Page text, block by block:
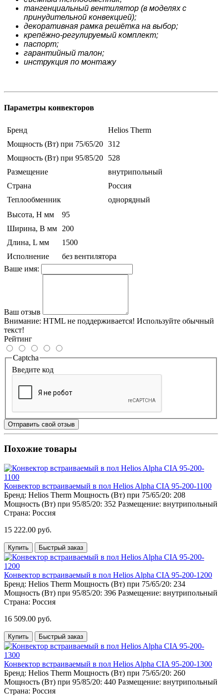
тангенциальный вентилятор (в моделях с
принудительной конвекцией);
декоративная рамка решётка на выбор;
крепёжно-регулируемый комплект;
паспорт;
гарантийный талон;
инструкция по монтажу
Параметры конвекторов
Бренд
Helios Therm
Мощность (Вт) при 75/65/20 312
Мощность (Вт) при 95/85/20
528
Размещение
внутрипольный
Страна
Россия
Теплообменник
однорядный
Высота, H мм
95
Ширина, B мм
200
Длина, L мм
1500
Исполнение
без вентилятора
Ваше имя:
Ваш отзыв
Внимание: HTML не поддерживается! Используйте обычный
текст!
Рейтинг
Captcha
Введите код
Отправить свой отзыв
Похожие товары
Конвектор встраиваемый в пол Helios Alpha CIA 95-200-1100
Бренд: Helios Therm Мощность (Вт) при 75/65/20: 208
Мощность (Вт) при 95/85/20: 352 Размещение: внутрипольный
Страна: Россия
15 222.00 руб.
Купить Быстрый заказ
Конвектор встраиваемый в пол Helios Alpha CIA 95-200-1200
Бренд: Helios Therm Мощность (Вт) при 75/65/20: 234
Мощность (Вт) при 95/85/20: 396 Размещение: внутрипольный
Страна: Россия
16 509.00 руб.
Купить Быстрый заказ
Конвектор встраиваемый в пол Helios Alpha CIA 95-200-1300
Бренд: Helios Therm Мощность (Вт) при 75/65/20: 260
Мощность (Вт) при 95/85/20: 440 Размещение: внутрипольный
Страна: Россия